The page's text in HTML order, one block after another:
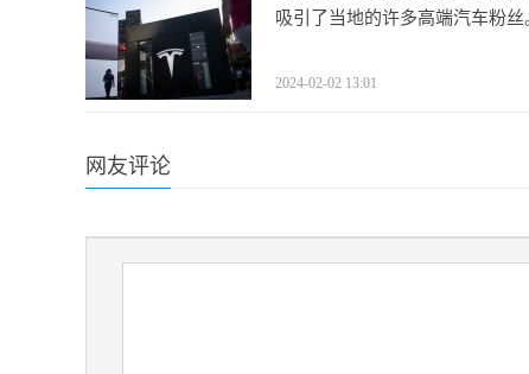
吸引了当地的许多高端汽车粉丝
2024-02-02 13:01
网友评论